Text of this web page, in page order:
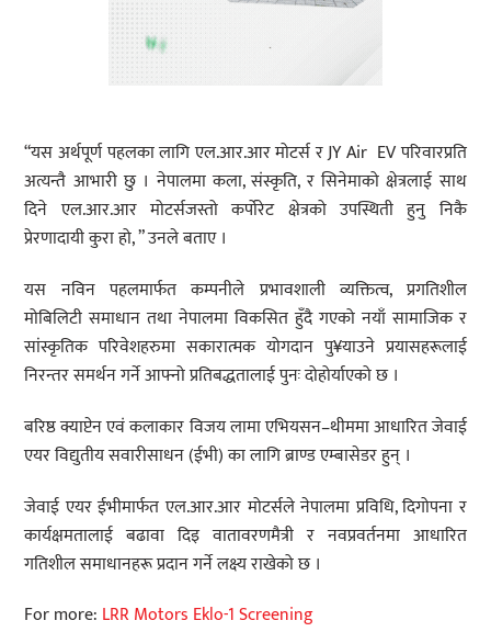
“यस अर्थपूर्ण पहलका लागि एल.आर.आर मोटर्स र JY Air EV परिवारप्रति
अत्यन्तै आभारी छु । नेपालमा कला, संस्कृति, र सिनेमाको क्षेत्रलाई साथ
दिने एल.आर.आर मोटर्सजस्तो कर्पोरेट क्षेत्रको उपस्थिती हुनु निकै
प्रेरणादायी कुरा हो, ” उनले बताए ।
यस नविन पहलमार्फत कम्पनीले प्रभावशाली व्यक्तित्व, प्रगतिशील
मोबिलिटी समाधान तथा नेपालमा विकसित हुँदै गएको नयाँ सामाजिक र
सांस्कृतिक परिवेशहरुमा सकारात्मक योगदान पु¥याउने प्रयासहरूलाई
निरन्तर समर्थन गर्ने आफ्नो प्रतिबद्धतालाई पुनः दोहोर्याएको छ ।
बरिष्ठ क्याप्टेन एवं कलाकार विजय लामा एभियसन–थीममा आधारित जेवाई
एयर विद्युतीय सवारीसाधन (ईभी) का लागि ब्राण्ड एम्बासेडर हुन् ।
जेवाई एयर ईभीमार्फत एल.आर.आर मोटर्सले नेपालमा प्रविधि, दिगोपना र
कार्यक्षमतालाई बढावा दिइ वातावरणमैत्री र नवप्रवर्तनमा आधारित
गतिशील समाधानहरू प्रदान गर्ने लक्ष्य राखेको छ ।
For more: LRR Motors Eklo-1 Screening